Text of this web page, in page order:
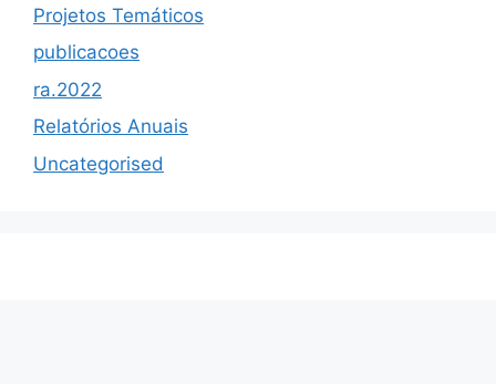
Projetos Temáticos
publicacoes
ra.2022
Relatórios Anuais
Uncategorised